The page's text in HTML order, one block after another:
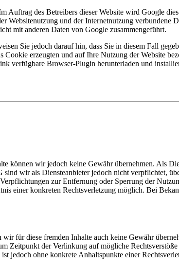
des Betreibers dieser Website wird Google
Websitenutzung und der Internetnutzung verbundene
mit anderen Daten von Google zusammengeführt.
Sie jedoch darauf hin, dass Sie in diesem Fall
erzeugten und auf Ihre Nutzung der Website
verfügbare Browser-Plugin herunterladen und
können wir jedoch keine Gewähr übernehmen. Als
wir als Diensteanbieter jedoch nicht verpflichtet,
zur Entfernung oder Sperrung der
einer konkreten Rechtsverletzung möglich. Bei
für diese fremden Inhalte auch keine Gewähr
Zeitpunkt der Verlinkung auf mögliche
jedoch ohne konkrete Anhaltspunkte einer